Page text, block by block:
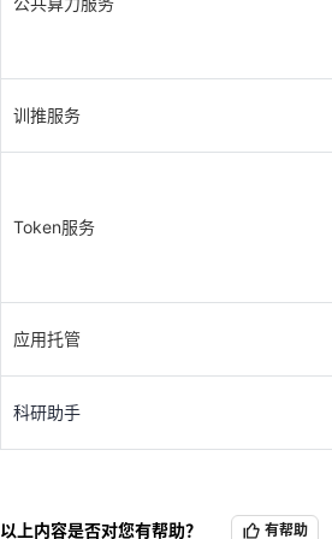
多款云产品免费试用，快来开启云上之旅
训推服务
Token服务
应用托管
训推服务
Token服务
应用托管
科研助手
以上内容是否对您有帮助？ 有帮助